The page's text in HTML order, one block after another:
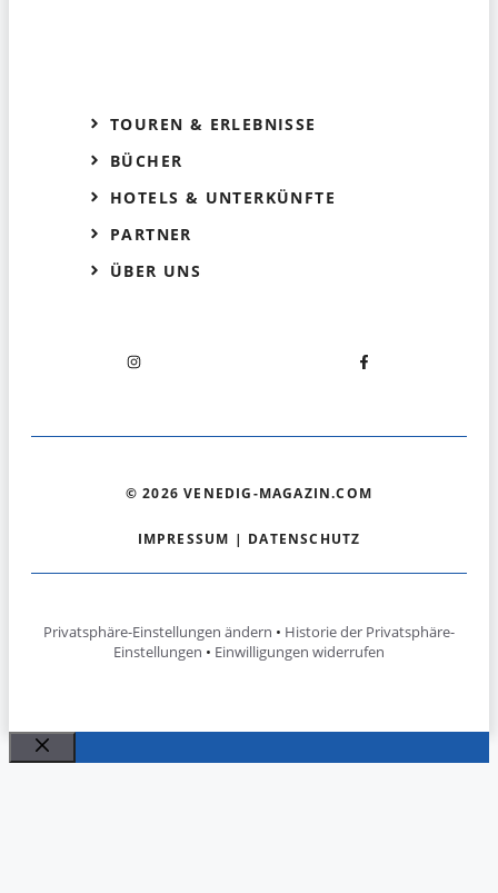
TOUREN & ERLEBNISSE
BÜCHER
HOTELS & UNTERKÜNFTE
PARTNER
ÜBER UNS
© 2026 VENEDIG-MAGAZIN.COM
IMPRESSUM | DATENSCHUTZ
Privatsphäre-Einstellungen ändern • Historie der Privatsphäre-
Einstellungen • Einwilligungen widerrufen
Schließen